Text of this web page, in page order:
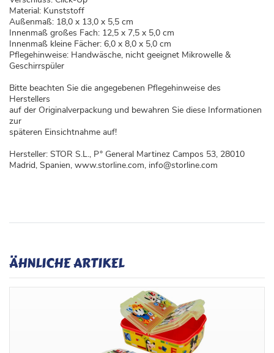
Material: Kunststoff
Außenmaß: 18,0 x 13,0 x 5,5 cm
Innenmaß großes Fach: 12,5 x 7,5 x 5,0 cm
Innenmaß kleine Fächer: 6,0 x 8,0 x 5,0 cm
Pflegehinweise: Handwäsche, nicht geeignet Mikrowelle &
Geschirrspüler
Bitte beachten Sie die angegebenen Pflegehinweise des
Herstellers
auf der Originalverpackung und bewahren Sie diese Informationen
zur
späteren Einsichtnahme auf!
Hersteller: STOR S.L., P° General Martinez Campos 53, 28010
Madrid, Spanien, www.storline.com, info@storline.com
ÄHNLICHE ARTIKEL